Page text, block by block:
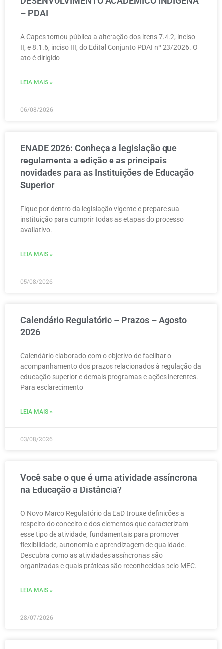
– PDAI
A Capes tornou pública a alteração dos itens 7.4.2, inciso
II, e 8.1.6, inciso III, do Edital Conjunto PDAI nº 23/2026. O
ato é dirigido
LEIA MAIS »
06/08/2026
ENADE 2026: Conheça a legislação que
regulamenta a edição e as principais
novidades para as Instituições de Educação
Superior
Fique por dentro da legislação vigente e prepare sua
instituição para cumprir todas as etapas do processo
avaliativo.
LEIA MAIS »
05/08/2026
Calendário Regulatório – Prazos – Agosto
2026
Calendário elaborado com o objetivo de facilitar o
acompanhamento dos prazos relacionados à regulação da
educação superior e demais programas e ações inerentes.
Para esclarecimento
LEIA MAIS »
03/08/2026
Você sabe o que é uma atividade assíncrona
na Educação a Distância?
O Novo Marco Regulatório da EaD trouxe definições a
respeito do conceito e dos elementos que caracterizam
esse tipo de atividade, fundamentais para promover
flexibilidade, autonomia e aprendizagem de qualidade.
Descubra como as atividades assíncronas são
organizadas e quais práticas são reconhecidas pelo MEC.
LEIA MAIS »
28/07/2026